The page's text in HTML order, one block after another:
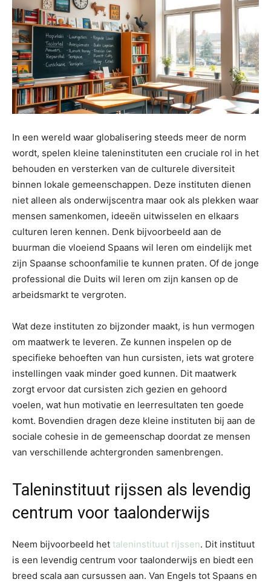
In een wereld waar globalisering steeds meer de norm
wordt, spelen kleine taleninstituten een cruciale rol in het
behouden en versterken van de culturele diversiteit
binnen lokale gemeenschappen. Deze instituten dienen
niet alleen als onderwijscentra maar ook als plekken waar
mensen samenkomen, ideeën uitwisselen en elkaars
culturen leren kennen. Denk bijvoorbeeld aan de
buurman die vloeiend Spaans wil leren om eindelijk met
zijn Spaanse schoonfamilie te kunnen praten. Of de jonge
professional die Duits wil leren om zijn kansen op de
arbeidsmarkt te vergroten.
Wat deze instituten zo bijzonder maakt, is hun vermogen
om maatwerk te leveren. Ze kunnen inspelen op de
specifieke behoeften van hun cursisten, iets wat grotere
instellingen vaak minder goed kunnen. Dit maatwerk
zorgt ervoor dat cursisten zich gezien en gehoord
voelen, wat hun motivatie en leerresultaten ten goede
komt. Bovendien dragen deze kleine instituten bij aan de
sociale cohesie in de gemeenschap doordat ze mensen
van verschillende achtergronden samenbrengen.
Taleninstituut rijssen als levendig
centrum voor taalonderwijs
Neem bijvoorbeeld het taleninstituut rijssen. Dit instituut
is een levendig centrum voor taalonderwijs en biedt een
breed scala aan cursussen aan. Van Engels tot Spaans en